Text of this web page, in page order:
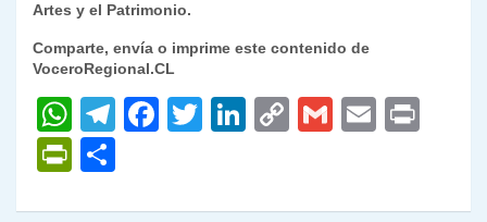
Artes y el Patrimonio.
Comparte, envía o imprime este contenido de
VoceroRegional.CL
W
h
at
T
F
T
Li
C
G
E
P